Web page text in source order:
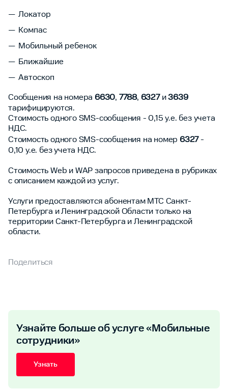
Локатор
Компас
Мобильный ребенок
Ближайшие
Автоскоп
Сообщения на номера 6630, 7788, 6327и3639
тарифицируются.
Стоимость одного SMS-сообщения - 0,15 у.е. без учета
НДС.
Стоимость одного SMS-сообщения на номер 6327-
0,10 у.е. без учета НДС.
Стоимость Web и WAP запросов приведена в рубриках
с описанием каждой из услуг.
Услуги предоставляются абонентам МТС Санкт-
Петербурга и Ленинградской Области только на
территории Санкт-Петербурга и Ленинградской
области.
Поделиться
Узнайте больше об услуге «Мобильные
сотрудники»
Узнать